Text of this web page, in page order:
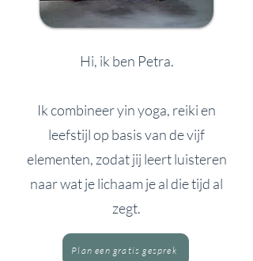
Hi, ik ben Petra.
Ik combineer yin yoga, reiki en
leefstijl op basis van de vijf
elementen, zodat jij leert luisteren
naar wat je lichaam je al die tijd al
zegt.
Plan een gratis gesprek